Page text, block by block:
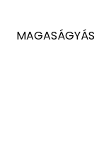
MAGASÁGYÁS